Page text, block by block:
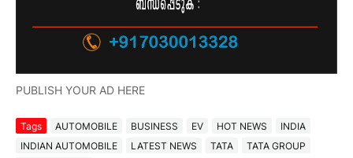
PUBLISH YOUR AD HERE
Tags AUTOMOBILE BUSINESS EV HOT NEWS
INDIA
INDIAN AUTOMOBILE
LATEST NEWS TATA
TATA GROUP